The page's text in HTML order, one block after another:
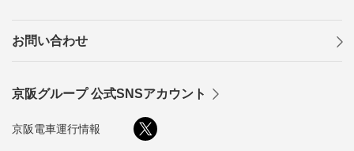
お問い合わせ
京阪グループ 公式SNSアカウント
京阪電車運行情報